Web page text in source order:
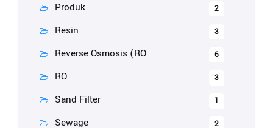
Produk 2
Resin 3
Reverse Osmosis (RO 6
RO 3
Sand Filter 1
Sewage 2